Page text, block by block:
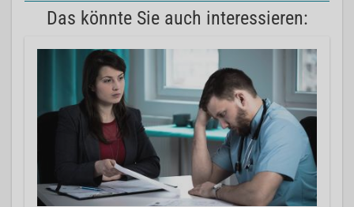
Das könnte Sie auch interessieren: